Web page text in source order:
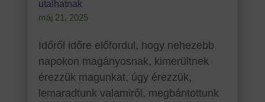
utalhatnak
máj 21, 2025
Időről időre előfordul, hogy nehezebb
napokon magányosnak, kimerültnek
érezzük magunkat, úgy érezzük,
lemaradtunk valamiről, megbántottunk